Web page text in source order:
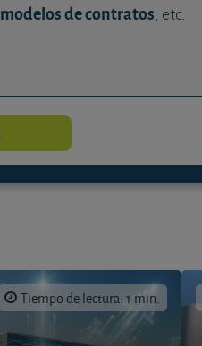
modelos de contratos, etc.
Tiempo de lectura: 1 min.